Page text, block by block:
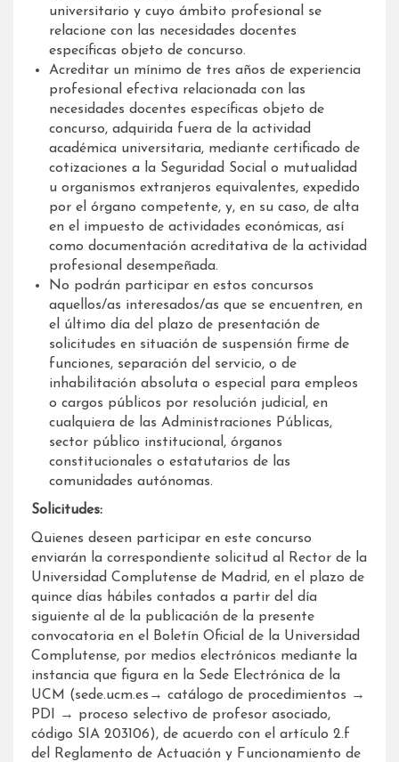
universitario y cuyo ámbito profesional se
relacione con las necesidades docentes
específicas objeto de concurso.
Acreditar un mínimo de tres años de experiencia
profesional efectiva relacionada con las
necesidades docentes específicas objeto de
concurso, adquirida fuera de la actividad
académica universitaria, mediante certificado de
cotizaciones a la Seguridad Social o mutualidad
u organismos extranjeros equivalentes, expedido
por el órgano competente, y, en su caso, de alta
en el impuesto de actividades económicas, así
como documentación acreditativa de la actividad
profesional desempeñada.
No podrán participar en estos concursos
aquellos/as interesados/as que se encuentren, en
el último día del plazo de presentación de
solicitudes en situación de suspensión firme de
funciones, separación del servicio, o de
inhabilitación absoluta o especial para empleos
o cargos públicos por resolución judicial, en
cualquiera de las Administraciones Públicas,
sector público institucional, órganos
constitucionales o estatutarios de las
comunidades autónomas.
Solicitudes:
Quienes deseen participar en este concurso
enviarán la correspondiente solicitud al Rector de la
Universidad Complutense de Madrid, en el plazo de
quince días hábiles contados a partir del día
siguiente al de la publicación de la presente
convocatoria en el Boletín Oficial de la Universidad
Complutense, por medios electrónicos mediante la
instancia que figura en la Sede Electrónica de la
UCM (sede.ucm.es→ catálogo de procedimientos →
PDI → proceso selectivo de profesor asociado,
código SIA 203106), de acuerdo con el artículo 2.f
del Reglamento de Actuación y Funcionamiento de